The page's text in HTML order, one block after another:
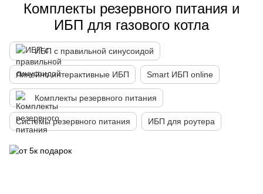
Комплекты резервного питания и
ИБП для газового котла
ИБП с правильной синусоидой
Линейно интерактивные ИБП Smart ИБП online
Комплекты резервного питания
Системы резервного питания ИБП для роутера